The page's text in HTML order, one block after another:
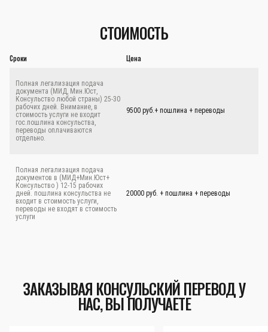
СТОИМОСТЬ
Сроки Цена
Полная легализация подача
документа (МИД, Мин.Юст,
Консульство любой страны) 25-30
рабочих дней. Внимание, в
стоимость услуги не входит
гос.пошлина консульства,
переводы оплачиваются
отдельно.
9500 руб.+ пошлина + переводы
Полная легализация подача
документов в (МИД+Мин.Юст+
Консульство ) 12-15 рабочих
дней. пошлина консульства не
входит в стоимость услуги,
переводы не входят в стоимость
услуги
20000 руб. + пошлина + переводы
ЗАКАЗЫВАЯ КОНСУЛЬСКИЙ ПЕРЕВОД У
НАС, ВЫ ПОЛУЧАЕТЕ